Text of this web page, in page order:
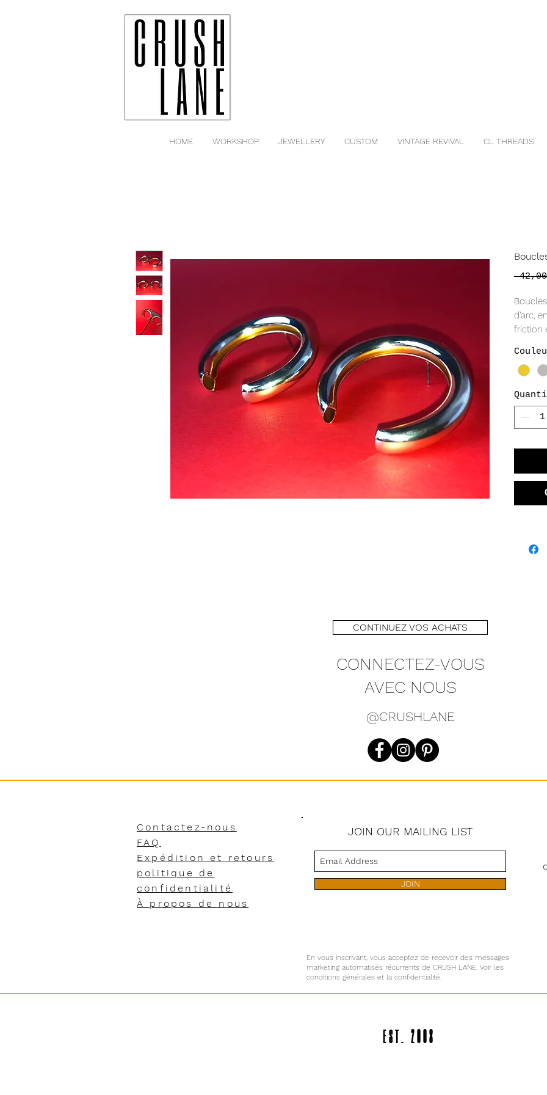
HOME WORKSHOP JEWELLERY CUSTOM VINTAGE REVIVAL CL THREADS
42,00
d'arc,
friction
CONTINUEZ VOS ACHATS
CONNECTEZ-VOUS
AVEC NOUS
@CRUSHLANE
Contactez-nous
FAQ
Expédition et retours
politique de
confidentialité
À propos de nous
JOIN OUR MAILING LIST
JOIN
En vous inscrivant, vous acceptez de recevoir des messages
marketing automatisés récurrents de CRUSH LANE. Voir les
conditions générales et la confidentialité.
EST. 2008